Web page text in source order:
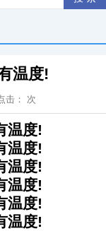
温度!
击： 次
温度!
温度!
温度!
温度!
温度!
温度!